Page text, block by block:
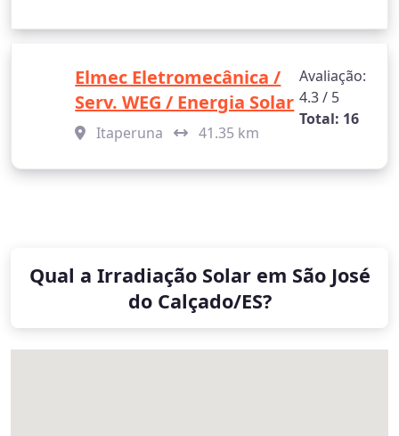
Elmec Eletromecânica /
Serv. WEG / Energia Solar
Itaperuna 41.35 km
Avaliação:
4.3 / 5
Total: 16
Qual a Irradiação Solar em São José
do Calçado/ES?